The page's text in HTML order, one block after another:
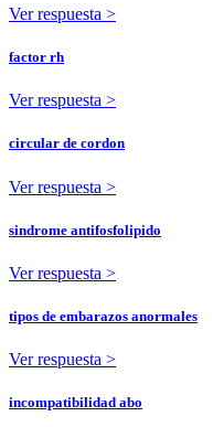
Ver respuesta >
factor rh
Ver respuesta >
circular de cordon
Ver respuesta >
sindrome antifosfolipido
Ver respuesta >
tipos de embarazos anormales
Ver respuesta >
incompatibilidad abo